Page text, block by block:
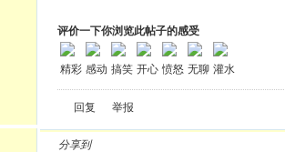
评价一下你浏览此帖子的感受
精彩 感动 搞笑 开心 愤怒 无聊 灌水
回复 举报
分享到